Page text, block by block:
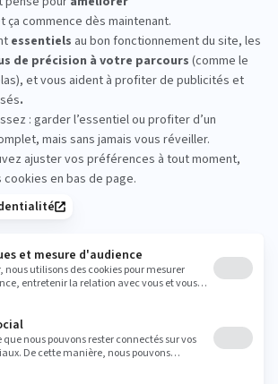
détenue : 18 599 personnes
février 2019 à mars 2025. Institut
CLERMONT
: essayez avant
pour comparer les conforts en
Allongez‑vous, changez de position
fermetés afin d’identifier le
convient avant de finaliser votre
14:00 - 19:00